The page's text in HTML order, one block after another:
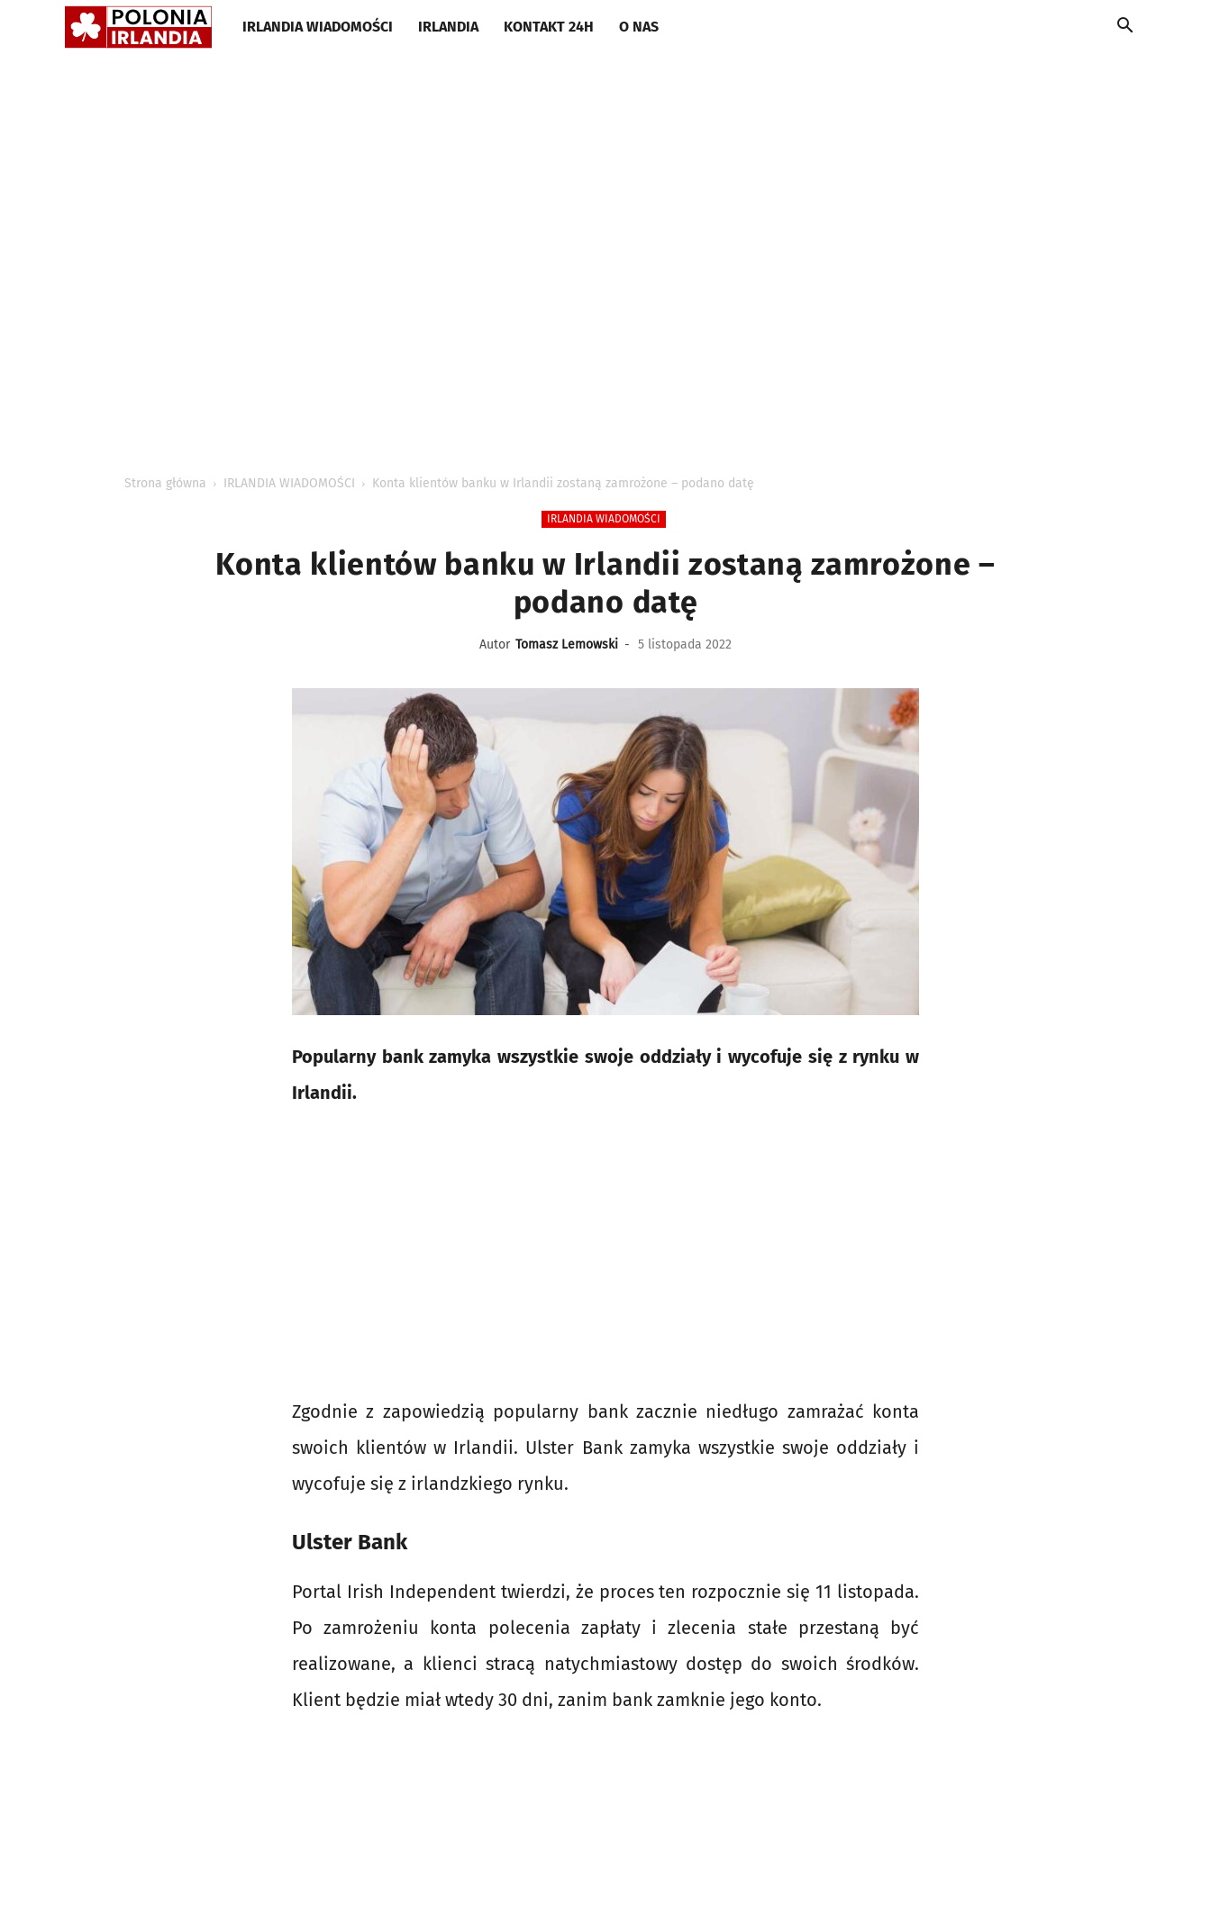
POLONIA
IRLANDIA WIADOMOŚCI IRLANDIA KONTAKT 24H O NAS
Strona główna IRLANDIA WIADOMOŚCI Konta klientów banku w Irlandii zostaną zamrożone – podano datę
IRLANDIA WIADOMOŚCI
Konta klientów banku w Irlandii zostaną zamrożone –
podano datę
Autor Tomasz Lemowski - 5 listopada 2022
Popularny bank zamyka wszystkie swoje oddziały i wycofuje się z rynku w
Irlandii.
Zgodnie z zapowiedzią popularny bank zacznie niedługo zamrażać konta
swoich klientów w Irlandii. Ulster Bank zamyka wszystkie swoje oddziały i
wycofuje się z irlandzkiego rynku.
Ulster Bank
Portal Irish Independent twierdzi, że proces ten rozpocznie się 11 listopada.
Po zamrożeniu konta polecenia zapłaty i zlecenia stałe przestaną być
realizowane, a klienci stracą natychmiastowy dostęp do swoich środków.
Klient będzie miał wtedy 30 dni, zanim bank zamknie jego konto.